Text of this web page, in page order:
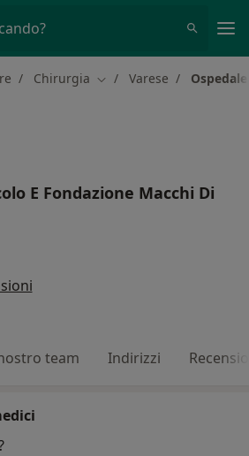
Chirurgia Cambia città
Varese
E Fondazione Macchi Di
team Indirizzi